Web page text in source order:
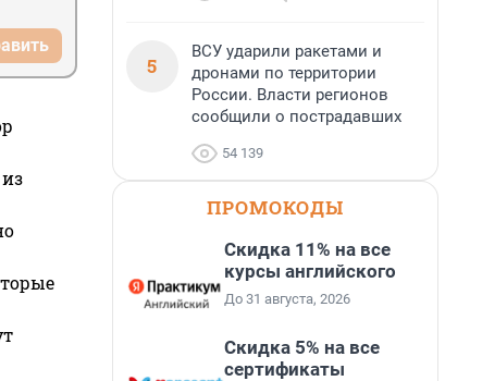
5
ВСУ ударили ракетами и
дронами по территории
России. Власти регионов
сообщили о пострадавших
54 139
ПРОМОКОДЫ
Скидка 11% на все
курсы английского
До 31 августа, 2026
Скидка 5% на все
сертификаты